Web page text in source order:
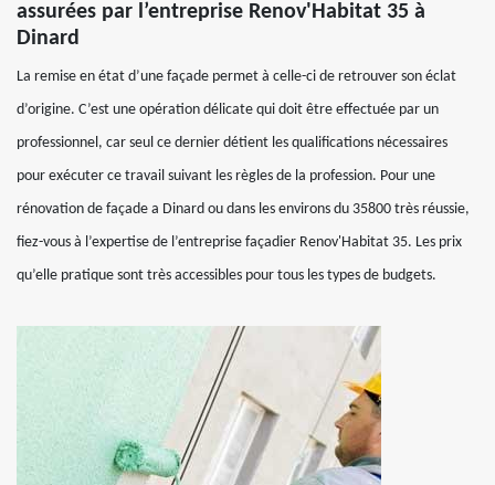
assurées par l’entreprise Renov'Habitat 35 à
Dinard
La remise en état d’une façade permet à celle-ci de retrouver son éclat
d’origine. C’est une opération délicate qui doit être effectuée par un
professionnel, car seul ce dernier détient les qualifications nécessaires
pour exécuter ce travail suivant les règles de la profession. Pour une
rénovation de façade a Dinard ou dans les environs du 35800 très réussie,
fiez-vous à l’expertise de l’entreprise façadier Renov'Habitat 35. Les prix
qu’elle pratique sont très accessibles pour tous les types de budgets.